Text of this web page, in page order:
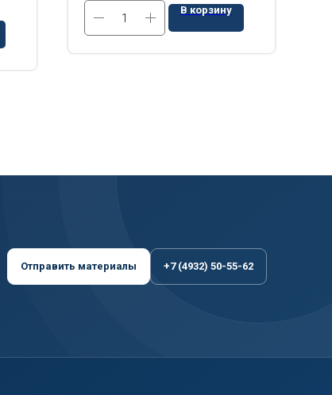
В корзину
Отправить материалы +7 (4932) 50-55-62